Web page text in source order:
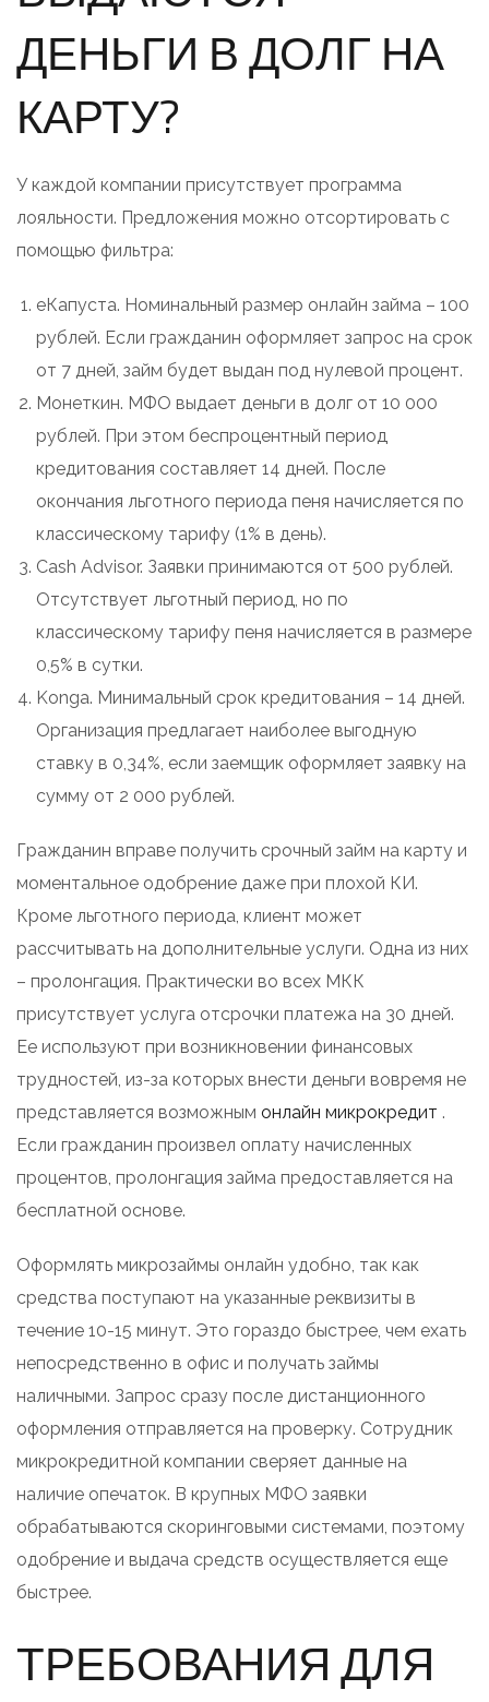
ДЕНЬГИ В ДОЛГ НА
КАРТУ?
У каждой компании присутствует программа
лояльности. Предложения можно отсортировать с
помощью фильтра:
еКапуста. Номинальный размер онлайн займа – 100
рублей. Если гражданин оформляет запрос на срок
от 7 дней, займ будет выдан под нулевой процент.
Монеткин. МФО выдает деньги в долг от 10 000
рублей. При этом беспроцентный период
кредитования составляет 14 дней. После
окончания льготного периода пеня начисляется по
классическому тарифу (1% в день).
Cash Advisor. Заявки принимаются от 500 рублей.
Отсутствует льготный период, но по
классическому тарифу пеня начисляется в размере
0,5% в сутки.
Konga. Минимальный срок кредитования – 14 дней.
Организация предлагает наиболее выгодную
ставку в 0,34%, если заемщик оформляет заявку на
сумму от 2 000 рублей.
Гражданин вправе получить срочный займ на карту и
моментальное одобрение даже при плохой КИ.
Кроме льготного периода, клиент может
рассчитывать на дополнительные услуги. Одна из них
– пролонгация. Практически во всех МКК
присутствует услуга отсрочки платежа на 30 дней.
Ее используют при возникновении финансовых
трудностей, из-за которых внести деньги вовремя не
представляется возможным онлайн микрокредит .
Если гражданин произвел оплату начисленных
процентов, пролонгация займа предоставляется на
бесплатной основе.
Оформлять микрозаймы онлайн удобно, так как
средства поступают на указанные реквизиты в
течение 10-15 минут. Это гораздо быстрее, чем ехать
непосредственно в офис и получать займы
наличными. Запрос сразу после дистанционного
оформления отправляется на проверку. Сотрудник
микрокредитной компании сверяет данные на
наличие опечаток. В крупных МФО заявки
обрабатываются скоринговыми системами, поэтому
одобрение и выдача средств осуществляется еще
быстрее.
ТРЕБОВАНИЯ ДЛЯ